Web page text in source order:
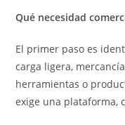
Qué necesidad
El primer paso es
carga ligera,
herramientas o
exige una plataforma,